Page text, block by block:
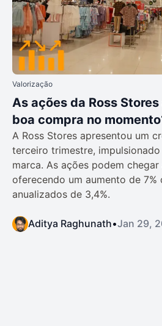
Valorização
As ações da Ross
boa compra no
A Ross Stores apresentou um
terceiro trimestre,
marca. As ações podem
oferecendo um aumento de 7%
anualizados de 3,4%.
Aditya Raghunath•Jan 29,